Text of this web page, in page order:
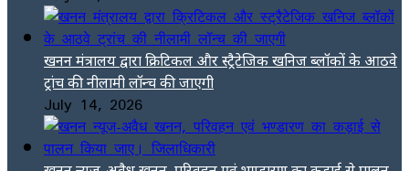
खनन मंत्रालय द्वारा क्रिटिकल और स्ट्रैटेजिक खनिज ब्लॉकों के आठवे
ट्रांच की नीलामी लॉन्च की जाएगी
July 14, 2026